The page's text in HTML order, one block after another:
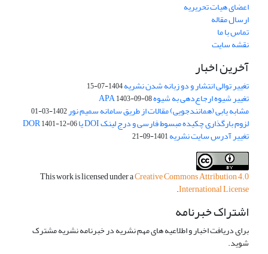
اعضای هیات تحریریه
ارسال مقاله
تماس با ما
نقشه سایت
آخرین اخبار
تغییر توالی انتشار و دو زبانه شدن نشریه1404-07-15
تغییر شیوه ارجاع‌دهی به شیوه APA1403-09-08
مشابه یابی (همانندجویی) مقالات از طریق سامانه سمیم نور1402-03-01
لزوم بارگذاری چکیده مبسوط فارسی و درج لینک DOI یا DOR 1401-12-06
تغییر آدرس سایت نشریه1401-09-21
This work is licensed under aCreative Commons Attribution 4.0
International License
.
اشتراک خبرنامه
برای دریافت اخبار و اطلاعیه های مهم نشریه در خبرنامه نشریه مشترک
شوید.